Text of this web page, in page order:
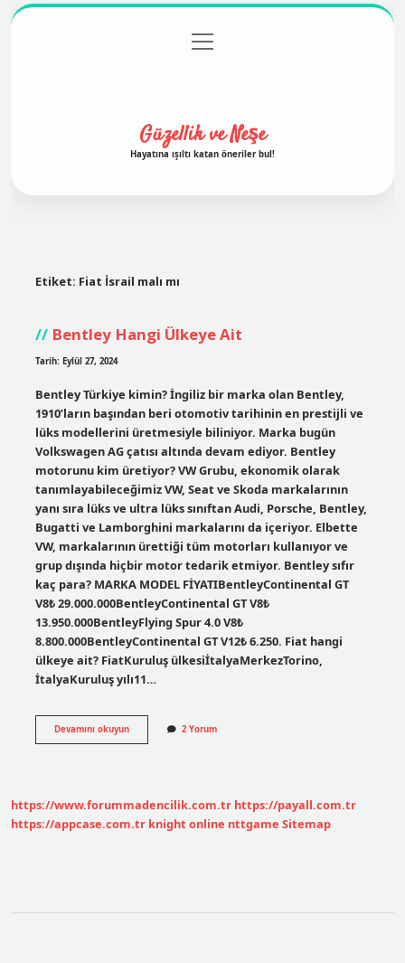
Gizlilik Politikası
menüyü
aç
Güzellik ve Neşe
Hayatına ışıltı katan öneriler bul!
Etiket: Fiat İsrail malı mı
Bentley Hangi Ülkeye Ait
Tarih: Eylül 27, 2024
Bentley Türkiye kimin? İngiliz bir marka olan Bentley,
1910’ların başından beri otomotiv tarihinin en prestijli ve
lüks modellerini üretmesiyle biliniyor. Marka bugün
Volkswagen AG çatısı altında devam ediyor. Bentley
motorunu kim üretiyor? VW Grubu, ekonomik olarak
tanımlayabileceğimiz VW, Seat ve Skoda markalarının
yanı sıra lüks ve ultra lüks sınıftan Audi, Porsche, Bentley,
Bugatti ve Lamborghini markalarını da içeriyor. Elbette
VW, markalarının ürettiği tüm motorları kullanıyor ve
grup dışında hiçbir motor tedarik etmiyor. Bentley sıfır
kaç para? MARKA MODEL FİYATIBentleyContinental GT
V8₺ 29.000.000BentleyContinental GT V8₺
13.950.000BentleyFlying Spur 4.0 V8₺
8.800.000BentleyContinental GT V12₺ 6.250. Fiat hangi
ülkeye ait? FiatKuruluş ülkesiİtalyaMerkezTorino,
İtalyaKuruluş yılı11…
Devamını okuyunBentley
Hangi
2 Yorum
https://www.forummadencilik.com.tr https://payall.com.tr
https://appcase.com.tr knight online nttgame Sitemap